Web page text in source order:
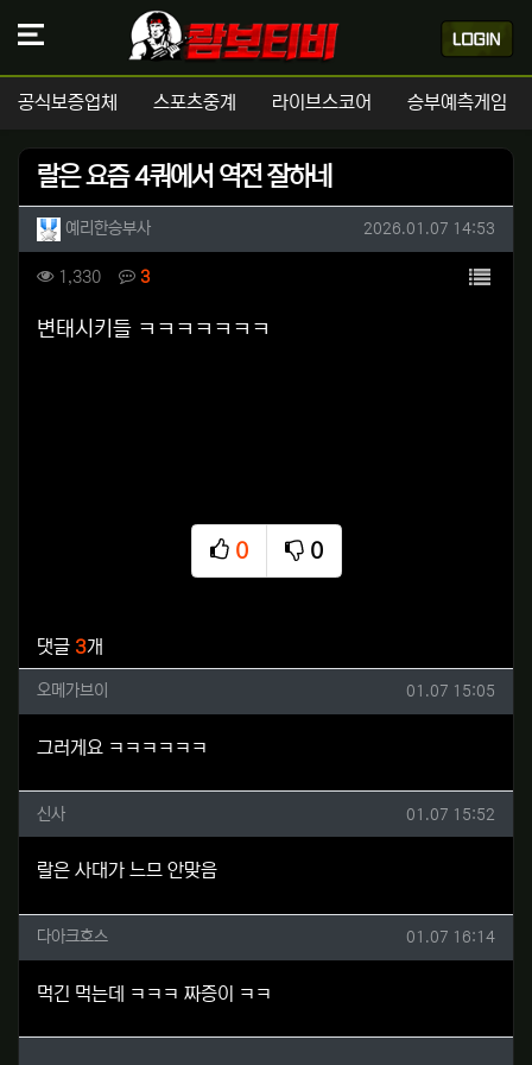
공식보증업체 스포츠중계 라이브스코어 승부예측게임
랄은 요즘 4쿼에서 역전 잘하네
작성자 정보
예리한승부사작성 작성일
2026.01.07 14:53
컨텐츠 정보
1,330조회 3댓글 목록
본문
변태시키들 ㅋㅋㅋㅋㅋㅋㅋ
0
추천
0
비추천
댓글 3개
오메가브이님의 댓글
오메가브이 작성일
01.07 15:05
그러게요 ㅋㅋㅋㅋㅋㅋ
신사님의 댓글
신사 작성일
01.07 15:52
랄은 사대가 느므 안맞음
다아크호스님의 댓글
다아크호스 작성일
01.07 16:14
먹긴 먹는데 ㅋㅋㅋ 짜증이 ㅋㅋ